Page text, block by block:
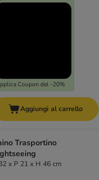
Coupon del -20%
Aggiungi al carrello
Trasportino
x P 21 x H 46 cm